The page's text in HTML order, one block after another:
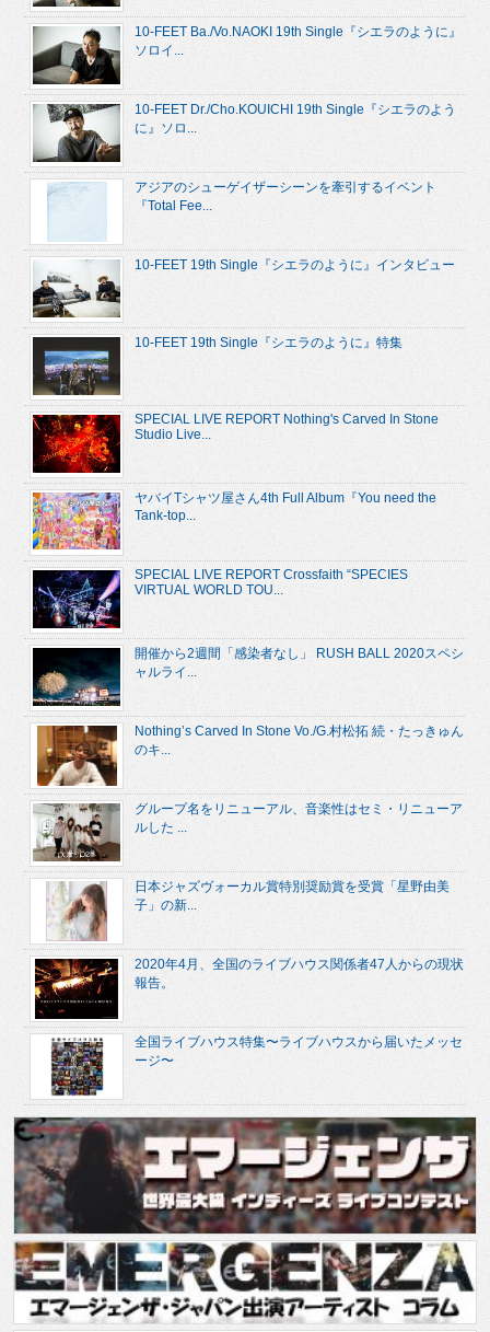
10-FEET Ba./Vo.NAOKI 19th Single『シエラのように』
ソロイ...
10-FEET Dr./Cho.KOUICHI 19th Single『シエラのよう
に』ソロ...
アジアのシューゲイザーシーンを牽引するイベント
『Total Fee...
10-FEET 19th Single『シエラのように』インタビュー
10-FEET 19th Single『シエラのように』特集
SPECIAL LIVE REPORT Nothing's Carved In Stone
Studio Live...
ヤバイTシャツ屋さん4th Full Album『You need the
Tank-top...
SPECIAL LIVE REPORT Crossfaith “SPECIES
VIRTUAL WORLD TOU...
開催から2週間「感染者なし」 RUSH BALL 2020スペシ
ャルライ...
Nothing’s Carved In Stone Vo./G.村松拓 続・たっきゅん
のキ...
グループ名をリニューアル、音楽性はセミ・リニューア
ルした ...
日本ジャズヴォーカル賞特別奨励賞を受賞「星野由美
子」の新...
2020年4月、全国のライブハウス関係者47人からの現状
報告。
全国ライブハウス特集〜ライブハウスから届いたメッセ
ージ〜